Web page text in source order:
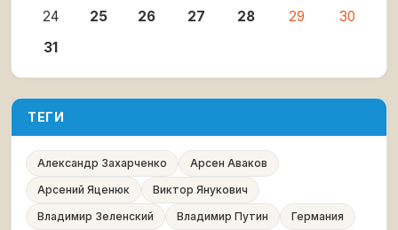
24
25 26 27 28 29
30
31
ТЕГИ
Александр Захарченко
Арсен Аваков
Арсений Яценюк
Виктор Янукович
Владимир Зеленский
Владимир Путин
Германия